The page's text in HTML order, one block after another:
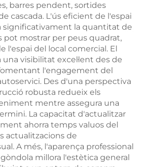
barres pendent, sortides
cascada. L'ús eficient de l'espai
significativament la quantitat de
pot mostrar per peus quadrat,
l'espai del local comercial. El
visibilitat excel·lent des de
l'engagement del
Des d'una perspectiva
robusta redueix els
mentre assegura una
La capacitat d'actualitzar
ahorra temps valuos del
actualitzacions de
A més, l'aparença professional
millora l'estètica general